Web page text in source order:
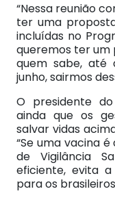
“Nessa reunião
ter uma
incluídas no
queremos ter
quem sabe, até
junho, sairmos
O presidente
ainda que os
salvar vidas
“Se uma vacina
de Vigilância
eficiente, evita
para os